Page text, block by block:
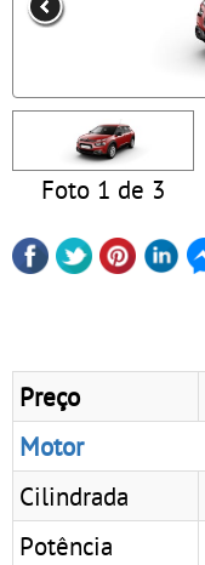
Foto 1 de 3
Preço
Motor
Cilindrada
Potência